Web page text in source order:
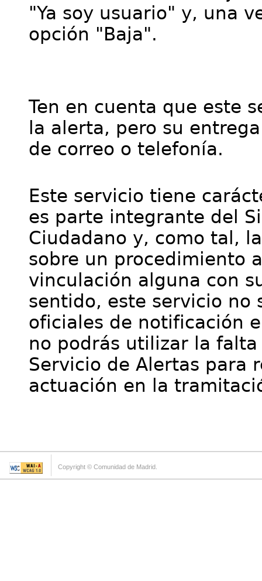
"Ya soy usuario" y, una
opción "Baja".
Ten en cuenta que este
la alerta, pero su
de correo o telefonía.
Este servicio tiene
es parte integrante del
Ciudadano y, como tal,
sobre un procedimiento
vinculación alguna con
sentido, este servicio no
oficiales de notificación
no podrás utilizar la
Servicio de Alertas para
actuación en la
Copyright © Comunidad de Madrid.